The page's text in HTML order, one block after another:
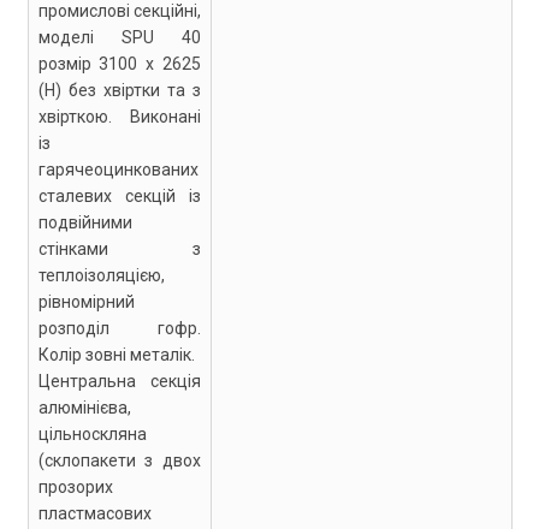
промислові секційні,
моделі SPU 40
розмір 3100 х 2625
(Н) без хвіртки та з
хвірткою. Виконані
із
гарячеоцинкованих
сталевих секцій із
подвійними
стінками з
теплоізоляцією,
рівномірний
розподіл гофр.
Колір зовні металік.
Центральна секція
алюмінієва,
цільноскляна
(склопакети з двох
прозорих
пластмасових